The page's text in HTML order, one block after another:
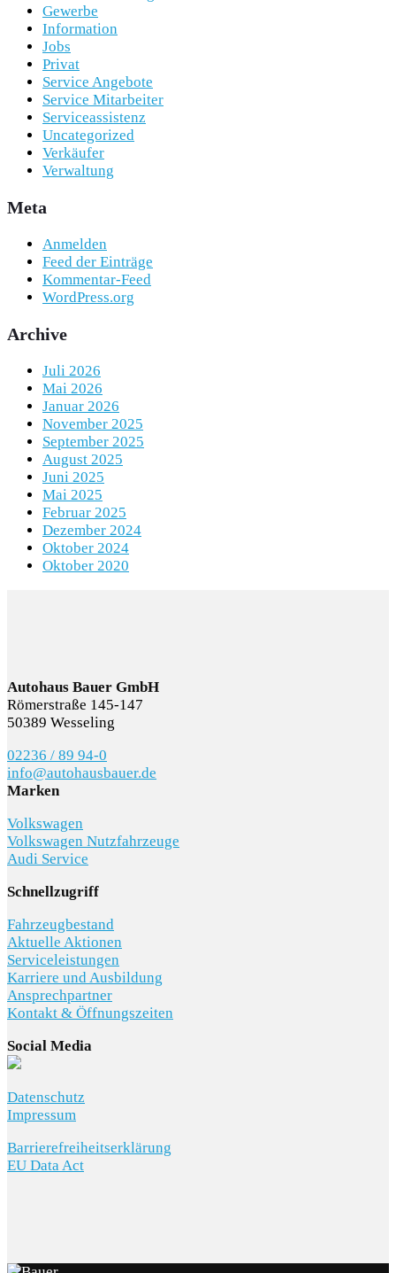
Gewerbe
Information
Jobs
Privat
Service Angebote
Service Mitarbeiter
Serviceassistenz
Uncategorized
Verkäufer
Verwaltung
Meta
Anmelden
Feed der Einträge
Kommentar-Feed
WordPress.org
Archive
Juli 2026
Mai 2026
Januar 2026
November 2025
September 2025
August 2025
Juni 2025
Mai 2025
Februar 2025
Dezember 2024
Oktober 2024
Oktober 2020
Autohaus Bauer GmbH
Römerstraße 145-147
50389 Wesseling
02236 / 89 94-0
info@autohausbauer.de
Marken
Volkswagen
Volkswagen Nutzfahrzeuge
Audi Service
Schnellzugriff
Fahrzeugbestand
Aktuelle Aktionen
Serviceleistungen
Karriere und Ausbildung
Ansprechpartner
Kontakt & Öffnungszeiten
Social Media
Datenschutz
Impressum
Barrierefreiheitserklärung
EU Data Act